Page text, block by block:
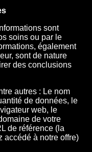
sont
soins ou par le
également
sont de nature
des conclusions
autres : Le nom
de données, le
web, le
de votre
de référence (la
accédé à notre offre)